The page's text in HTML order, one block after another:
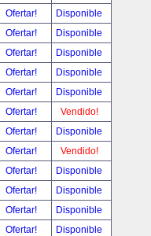
Ofertar!
Disponible
Ofertar!
Disponible
Ofertar!
Disponible
Ofertar!
Disponible
Ofertar!
Disponible
Ofertar!
Vendido!
Ofertar!
Disponible
Ofertar!
Vendido!
Ofertar!
Disponible
Ofertar!
Disponible
Ofertar!
Disponible
Ofertar!
Disponible